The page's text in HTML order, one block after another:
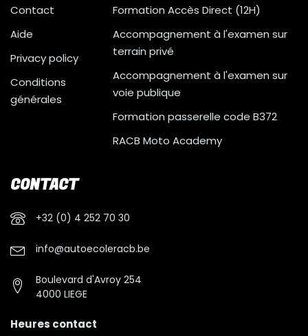
Contact
Aide
Privacy policy
Conditions
générales
Formation Accès Direct (12H)
Accompagnement à l'examen sur
terrain privé
Accompagnement à l'examen sur
voie publique
Formation passerelle code B372
RACB Moto Academy
CONTACT
+32 (0) 4 252 70 30
info@autoecoleracb.be
Boulevard d'Avroy 254
4000 LIEGE
Heures contact